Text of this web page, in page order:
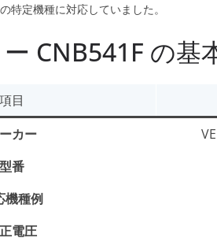
特定機種に対応していました。
CNB541F の基
項目
カー
型番
機種例
電圧